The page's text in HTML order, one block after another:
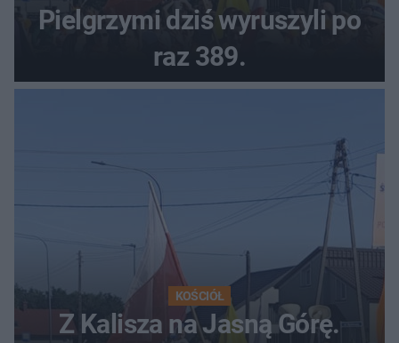
Pielgrzymi dziś wyruszyli po
raz 389.
KOŚCIÓŁ
Z Kalisza na Jasną Górę.